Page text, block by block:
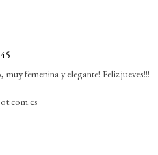
femenina y elegante! Feliz jueves!!!